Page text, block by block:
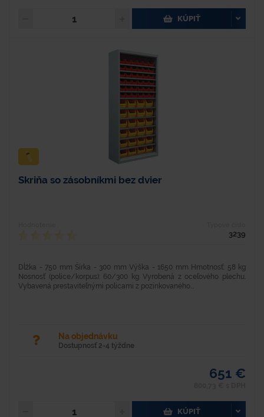
KÚPIŤ
Skriňa so zásobníkmi bez dvier
3239
Dĺžka - 750 mm Šírka - 300 mm Výška - 1650 mm Hmotnosť: 58 kg
Nosnosť (police/korpus): 60/300 kg Vyrobená z oceľového plechu.
Vybavená prestaviteľnými policami z pozinkovaného...
Na objednávku
Dostupnosť 2-4 týždne
651 €
KÚPIŤ